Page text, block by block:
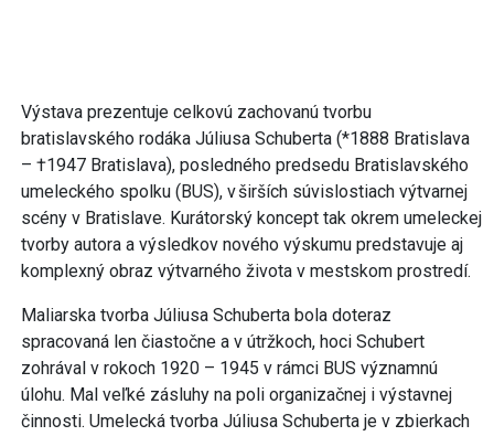
Výstava prezentuje celkovú zachovanú tvorbu
bratislavského rodáka Júliusa Schuberta (*1888 Bratislava
– †1947 Bratislava), posledného predsedu Bratislavského
umeleckého spolku (BUS), v širších súvislostiach výtvarnej
scény v Bratislave. Kurátorský koncept tak okrem umeleckej
tvorby autora a výsledkov nového výskumu predstavuje aj
komplexný obraz výtvarného života v mestskom prostredí.
Maliarska tvorba Júliusa Schuberta bola doteraz
spracovaná len čiastočne a v útržkoch, hoci Schubert
zohrával v rokoch 1920 – 1945 v rámci BUS významnú
úlohu. Mal veľké zásluhy na poli organizačnej i výstavnej
činnosti. Umelecká tvorba Júliusa Schuberta je v zbierkach